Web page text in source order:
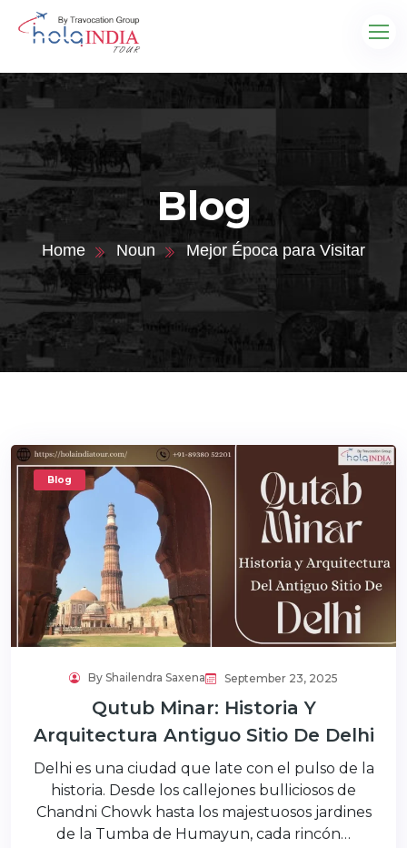
Blog
Home Noun Mejor Época para Visitar
Blog
By Shailendra Saxena September 23, 2025
Qutub Minar: Historia Y
Arquitectura Antiguo Sitio De Delhi
Delhi es una ciudad que late con el pulso de la
historia. Desde los callejones bulliciosos de
Chandni Chowk hasta los majestuosos jardines
de la Tumba de Humayun, cada rincón…